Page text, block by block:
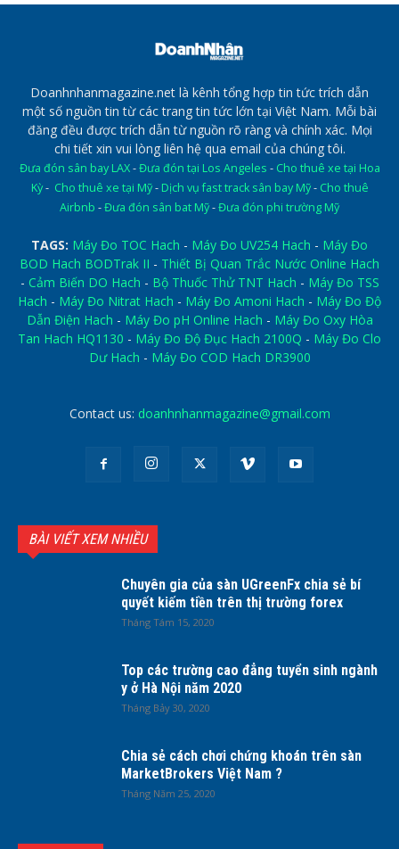
Doanhnhanmagazine.net là kênh tổng hợp tin tức trích dẫn
một số nguồn tin từ các trang tin tức lớn tại Việt Nam. Mỗi bài
đăng đều được trích dẫn từ nguồn rõ ràng và chính xác. Mọi
chi tiết xin vui lòng liên hệ qua email của chúng tôi.
Đưa đón sân bay LAX-Đưa đón tại Los Angeles - Cho thuê xe tại Hoa
Kỳ- Cho thuê xe tại Mỹ- Dịch vụ fast track sân bay Mỹ- Cho thuê
Airbnb -Đưa đón sân bat Mỹ-Đưa đón phi trường Mỹ
TAGS: Máy Đo TOC Hach - Máy Đo UV254 Hach - Máy Đo
BOD Hach BODTrak II - Thiết Bị Quan Trắc Nước Online Hach
- Cảm Biến DO Hach - Bộ Thuốc Thử TNT Hach - Máy Đo TSS
Hach - Máy Đo Nitrat Hach - Máy Đo Amoni Hach - Máy Đo Độ
Dẫn Điện Hach - Máy Đo pH Online Hach - Máy Đo Oxy Hòa
Tan Hach HQ1130 - Máy Đo Độ Đục Hach 2100Q - Máy Đo Clo
Dư Hach - Máy Đo COD Hach DR3900
Contact us: doanhnhanmagazine@gmail.com
BÀI VIẾT XEM NHIỀU
Chuyên gia của sàn UGreenFx chia sẻ bí
quyết kiếm tiền trên thị trường forex
Tháng Tám 15, 2020
Top các trường cao đẳng tuyển sinh ngành
y ở Hà Nội năm 2020
Tháng Bảy 30, 2020
Chia sẻ cách chơi chứng khoán trên sàn
MarketBrokers Việt Nam ?
Tháng Năm 25, 2020